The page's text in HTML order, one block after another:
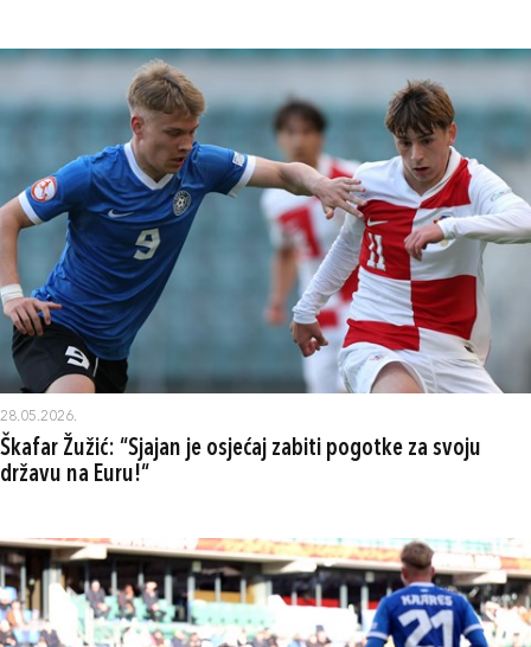
28.05.2026.
Škafar Žužić: “Sjajan je osjećaj zabiti pogotke za svoju
državu na Euru!“